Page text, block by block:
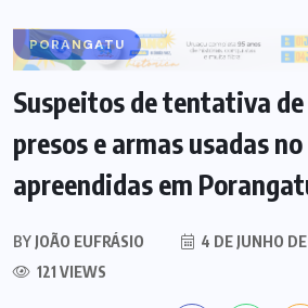
PORANGATU
Suspeitos de tentativa
presos e armas usadas
apreendidas em
BY JOÃO EUFRÁSIO
4 DE JUNHO
121 VIEWS